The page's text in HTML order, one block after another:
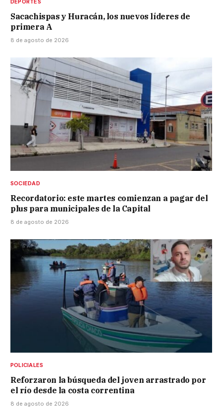
DEPORTES
Sacachispas y Huracán, los nuevos líderes de
primera A
8 de agosto de 2026
SOCIEDAD
Recordatorio: este martes comienzan a pagar del
plus para municipales de la Capital
8 de agosto de 2026
POLICIALES
Reforzaron la búsqueda del joven arrastrado por
el río desde la costa correntina
8 de agosto de 2026